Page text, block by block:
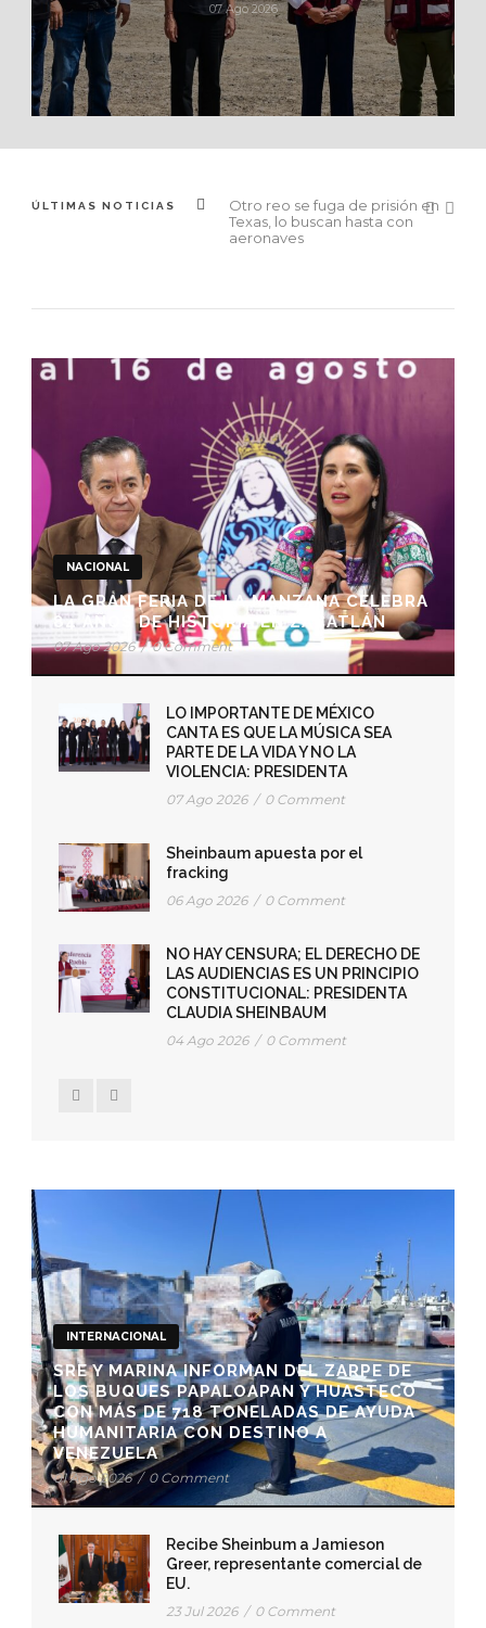
07 Ago 2026
ÚLTIMAS NOTICIAS
Claudia Sheinbaum visita la
refinería de Dos Bocas
NACIONAL
LA GRAN FERIA DE LA MANZANA CELEBRA
84 AÑOS DE HISTORIA EN ZACATLÁN
07 Ago 2026 / 0 Comment
LO IMPORTANTE DE MÉXICO
CANTA ES QUE LA MÚSICA SEA
PARTE DE LA VIDA Y NO LA
VIOLENCIA: PRESIDENTA
07 Ago 2026 / 0 Comment
Sheinbaum apuesta por el
fracking
06 Ago 2026 / 0 Comment
NO HAY CENSURA; EL DERECHO DE
LAS AUDIENCIAS ES UN PRINCIPIO
CONSTITUCIONAL: PRESIDENTA
CLAUDIA SHEINBAUM
04 Ago 2026 / 0 Comment
INTERNACIONAL
SRE Y MARINA INFORMAN DEL ZARPE DE
LOS BUQUES PAPALOAPAN Y HUASTECO
CON MÁS DE 718 TONELADAS DE AYUDA
HUMANITARIA CON DESTINO A
VENEZUELA
01 Ago 2026 / 0 Comment
Recibe Sheinbum a Jamieson
Greer, representante comercial de
EU.
23 Jul 2026 / 0 Comment